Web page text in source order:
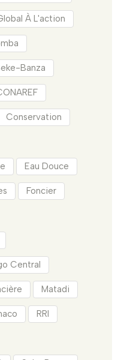
À L'action
Banza
Conservation
Eau Douce
Foncier
Central
Matadi
RRI